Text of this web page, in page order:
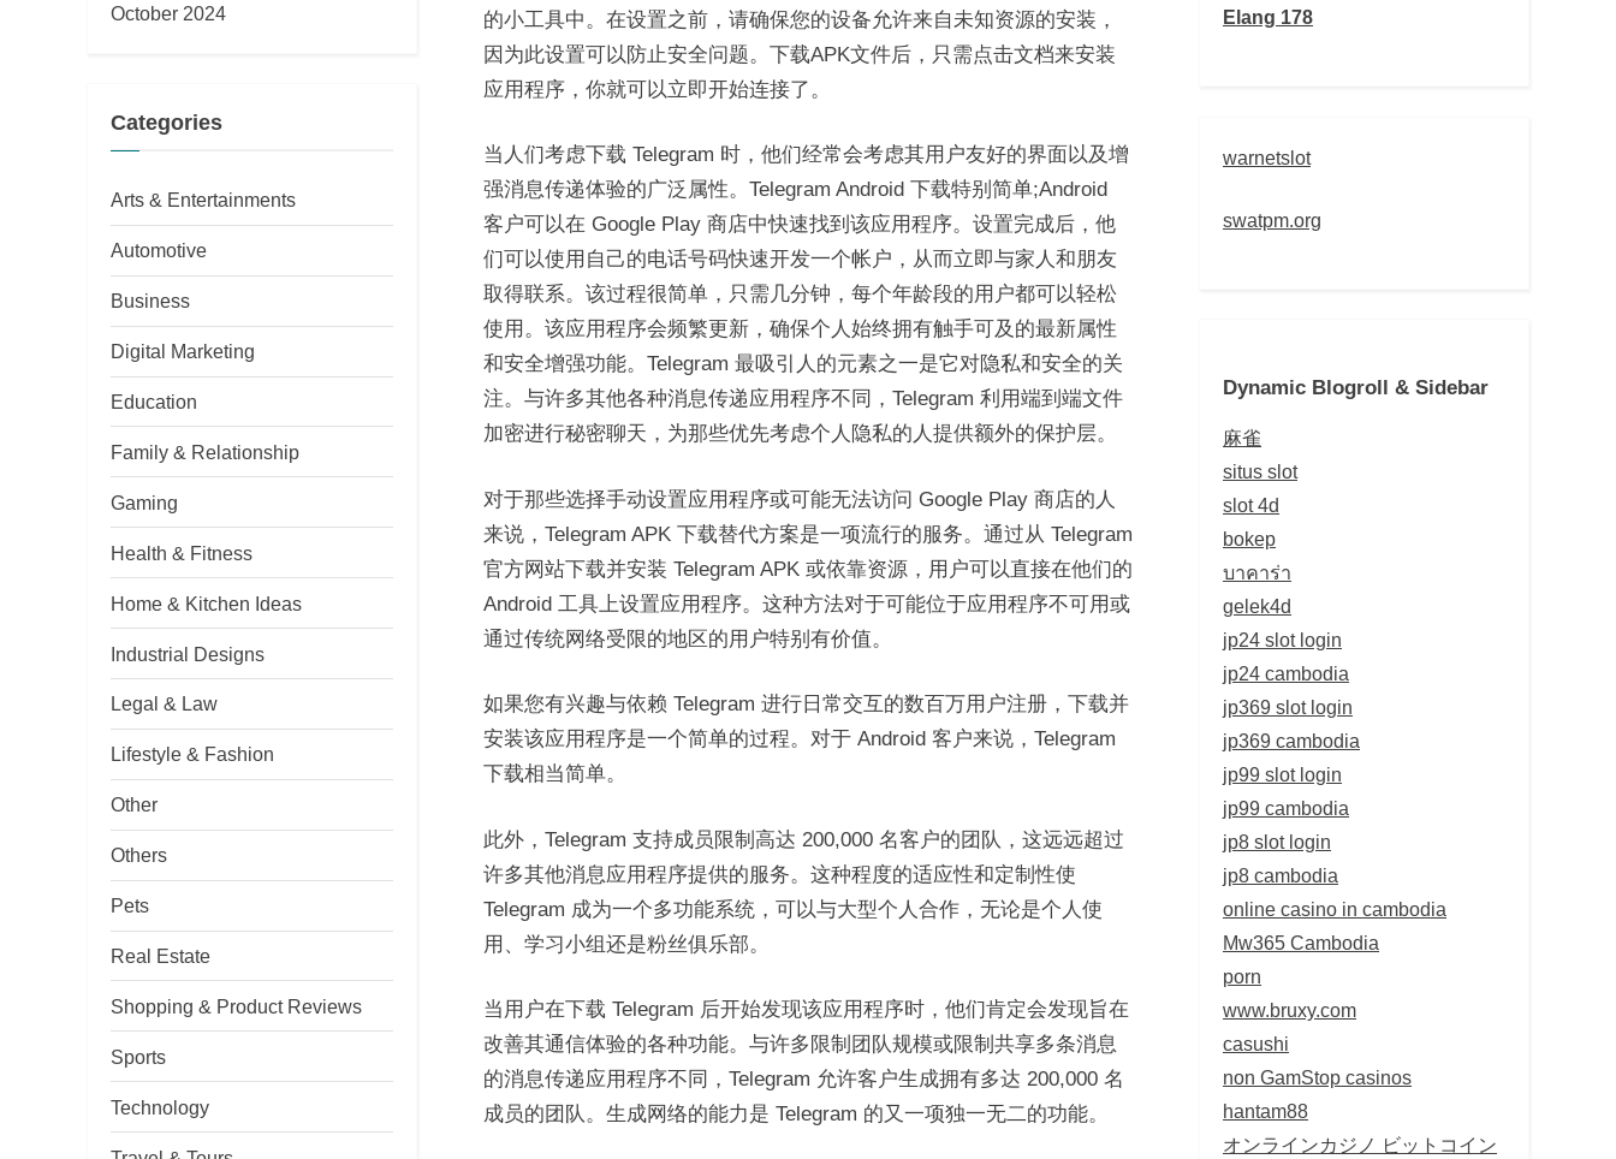
的小工具中。在设置之前，请确保您的设备允许来自未知资源的安装，
因为此设置可以防止安全问题。下载APK文件后，只需点击文档来安装
应用程序，你就可以立即开始连接了。
当人们考虑下载 Telegram 时，他们经常会考虑其用户友好的界面以及增
强消息传递体验的广泛属性。Telegram Android 下载特别简单;Android
客户可以在 Google Play 商店中快速找到该应用程序。设置完成后，他
们可以使用自己的电话号码快速开发一个帐户，从而立即与家人和朋友
取得联系。该过程很简单，只需几分钟，每个年龄段的用户都可以轻松
使用。该应用程序会频繁更新，确保个人始终拥有触手可及的最新属性
和安全增强功能。Telegram 最吸引人的元素之一是它对隐私和安全的关
注。与许多其他各种消息传递应用程序不同，Telegram 利用端到端文件
加密进行秘密聊天，为那些优先考虑个人隐私的人提供额外的保护层。
对于那些选择手动设置应用程序或可能无法访问 Google Play 商店的人
来说，Telegram APK 下载替代方案是一项流行的服务。通过从 Telegram
官方网站下载并安装 Telegram APK 或依靠资源，用户可以直接在他们的
Android 工具上设置应用程序。这种方法对于可能位于应用程序不可用或
通过传统网络受限的地区的用户特别有价值。
如果您有兴趣与依赖 Telegram 进行日常交互的数百万用户注册，下载并
安装该应用程序是一个简单的过程。对于 Android 客户来说，Telegram
下载相当简单。
此外，Telegram 支持成员限制高达 200,000 名客户的团队，这远远超过
许多其他消息应用程序提供的服务。这种程度的适应性和定制性使
Telegram 成为一个多功能系统，可以与大型个人合作，无论是个人使
用、学习小组还是粉丝俱乐部。
当用户在下载 Telegram 后开始发现该应用程序时，他们肯定会发现旨在
改善其通信体验的各种功能。与许多限制团队规模或限制共享多条消息
的消息传递应用程序不同，Telegram 允许客户生成拥有多达 200,000 名
成员的团队。生成网络的能力是 Telegram 的又一项独一无二的功能。
October 2024
Categories
Arts & Entertainments
Automotive
Business
Digital Marketing
Education
Family & Relationship
Gaming
Health & Fitness
Home & Kitchen Ideas
Industrial Designs
Legal & Law
Lifestyle & Fashion
Other
Others
Pets
Real Estate
Shopping & Product Reviews
Sports
Technology
Elang 178
warnetslot
swatpm.org
Dynamic Blogroll & Sidebar
麻雀
situs slot
slot 4d
bokep
บาคาร่า
gelek4d
jp24 slot login
jp24 cambodia
jp369 slot login
jp369 cambodia
jp99 slot login
jp99 cambodia
jp8 slot login
jp8 cambodia
online casino in cambodia
Mw365 Cambodia
porn
www.bruxy.com
casushi
non GamStop casinos
hantam88
オンラインカジノ ビットコイン